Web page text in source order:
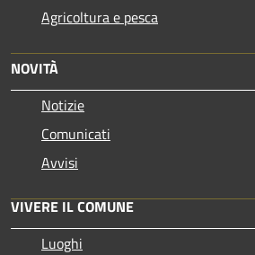
Agricoltura e pesca
NOVITÀ
Notizie
Comunicati
Avvisi
VIVERE IL COMUNE
Luoghi